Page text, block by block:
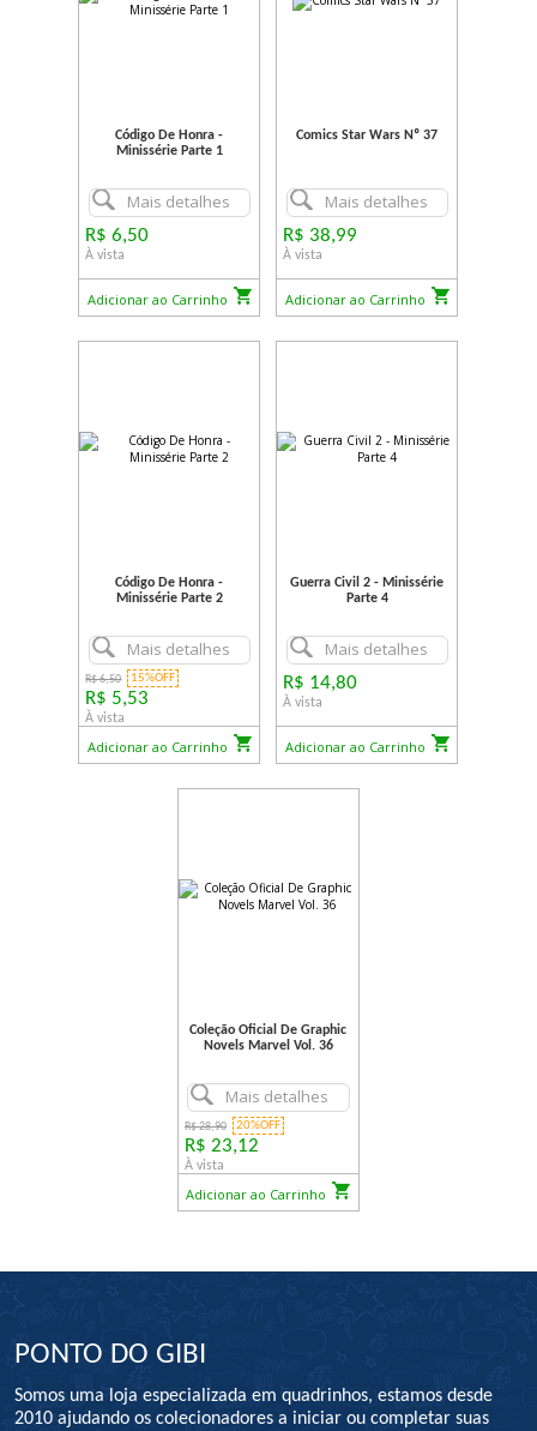
Código De Honra -
Minissérie Parte 1
Mais detalhes
R$ 6,50
À vista
Adicionar ao Carrinho
Comics Star Wars Nº 37
Mais detalhes
R$ 38,99
À vista
Adicionar ao Carrinho
Código De Honra -
Minissérie Parte 2
Mais detalhes
R$ 6,50 15%OFF
R$ 5,53
À vista
Adicionar ao Carrinho
Guerra Civil 2 - Minissérie
Parte 4
Mais detalhes
R$ 14,80
À vista
Adicionar ao Carrinho
Coleção Oficial De Graphic
Novels Marvel Vol. 36
Mais detalhes
R$ 28,90 20%OFF
R$ 23,12
À vista
Adicionar ao Carrinho
PONTO DO GIBI
Somos uma loja especializada em quadrinhos, estamos desde
2010 ajudando os colecionadores a iniciar ou completar suas